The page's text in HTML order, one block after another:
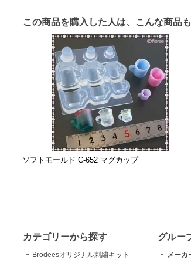
この商品を購入した人は、こんな商品
ソフトモールド C-652 マグカップ
カテゴリーから探す
Brodeesオリジナル刺繍キット
グルー
メーカ